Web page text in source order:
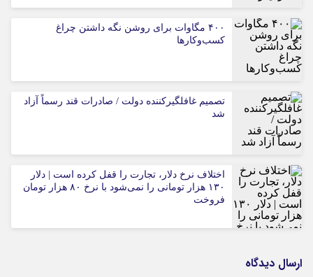
۴۰۰ مگاوات برای روشن نگه داشتن چراغ
کسب‌وکار‌ها
تصمیم غافلگیرکننده دولت / صادرات قند رسماً آزاد
شد
اختلاف نرخ دلار، تجارت را قفل کرده است | دلار
۱۳۰ هزار تومانی را نمی‌شود با نرخ ۸۰ هزار تومان
فروخت
ارسال دیدگاه